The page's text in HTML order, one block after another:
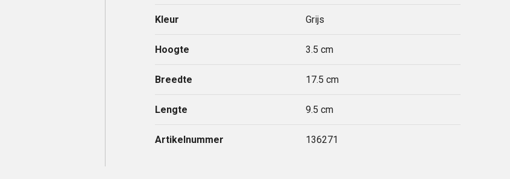
Kleur Grijs
Hoogte 3.5 cm
Breedte 17.5 cm
Lengte 9.5 cm
Artikelnummer 136271